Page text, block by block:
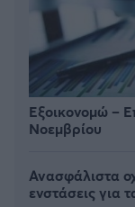
Εξοικονομώ –
Νοεμβρίου
Ανασφάλιστα
ενστάσεις για